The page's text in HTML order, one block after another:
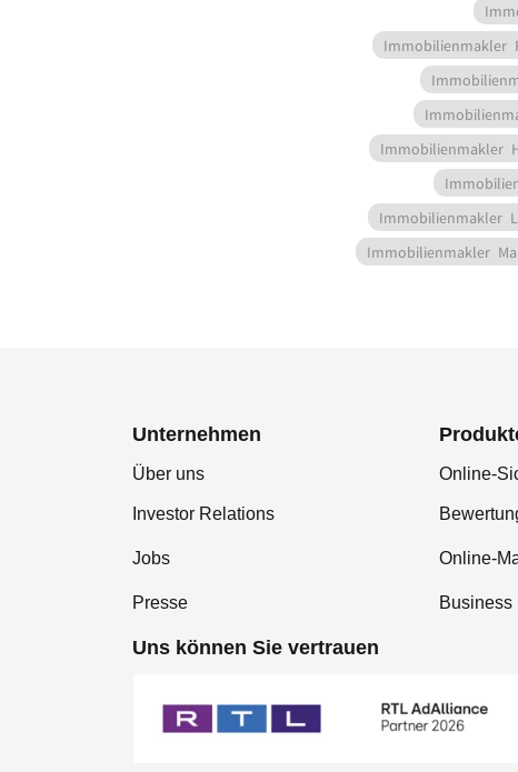
Immobilienmakler
Immobilienmakler
Immobilienmakler
Immobilienmakler
Unternehmen
Über uns
Investor Relations
Jobs
Presse
Online-
Online-
Business
Uns können Sie vertrauen